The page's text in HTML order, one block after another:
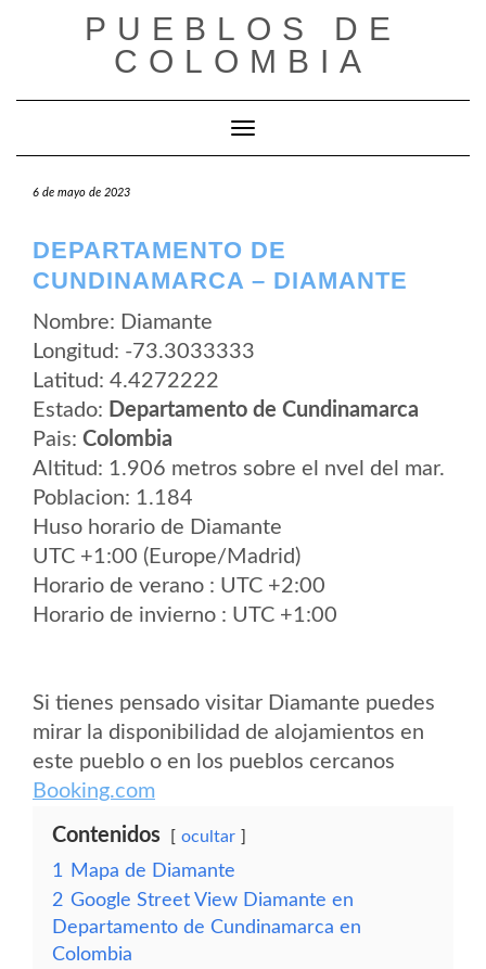
PUEBLOS DE
COLOMBIA
Cambiar modo de navegación
6 de mayo de 2023
DEPARTAMENTO DE
CUNDINAMARCA – DIAMANTE
Nombre: Diamante
Longitud: -73.3033333
Latitud: 4.4272222
Estado: Departamento de Cundinamarca
Pais: Colombia
Altitud: 1.906 metros sobre el nvel del mar.
Poblacion: 1.184
Huso horario de Diamante
UTC +1:00 (Europe/Madrid)
Horario de verano : UTC +2:00
Horario de invierno : UTC +1:00
Si tienes pensado visitar Diamante puedes
mirar la disponibilidad de alojamientos en
este pueblo o en los pueblos cercanos
Booking.com
Contenidos ocultar
1
Mapa de Diamante
2 Google Street View Diamante en
Departamento de Cundinamarca en
Colombia